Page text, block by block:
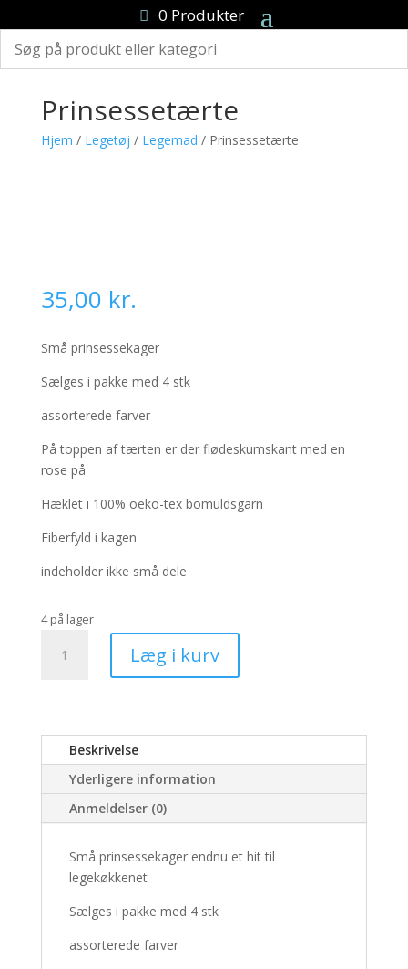
0 Produkter
Prinsessetærte
Hjem / Legetøj / Legemad / Prinsessetærte
35,00 kr.
Små prinsessekager
Sælges i pakke med 4 stk
assorterede farver
På toppen af tærten er der flødeskumskant med en
rose på
Hæklet i 100% oeko-tex bomuldsgarn
Fiberfyld i kagen
indeholder ikke små dele
4 på lager
Prinsessetærte
mængde
Læg i kurv
Beskrivelse
Yderligere information
Anmeldelser (0)
Små prinsessekager endnu et hit til
legekøkkenet
Sælges i pakke med 4 stk
assorterede farver